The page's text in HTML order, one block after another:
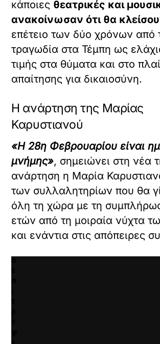
κάποιες θεατρικές και
ανακοίνωσαν ότι θα
επέτειο των δύο χρόνων από
τραγωδία στα Τέμπη ως
τιμής στα θύματα και στο
απαίτησης για δικαιοσύνη.
Η ανάρτηση της Μαρίας
Καρυστιανού
«Η 28η Φεβρουαρίου είναι
μνήμης», σημειώνει στη νέα
ανάρτηση η Μαρία
των συλλαλητηρίων που θα
όλη τη χώρα με τη
ετών από τη μοιραία νύχτα
και ενάντια στις απόπειρες
X /
Κ
ν
τ
ε
κ
λ
κ
γ
α